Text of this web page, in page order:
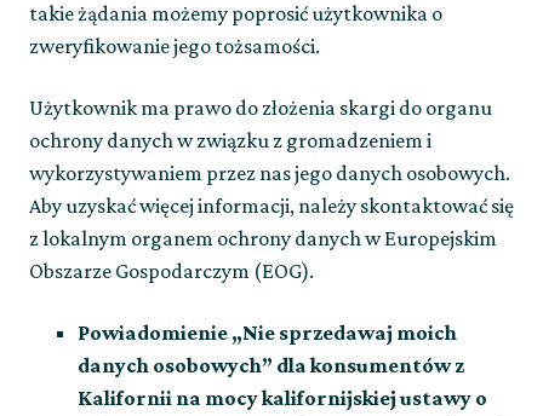
takie żądania możemy poprosić użytkownika o
zweryfikowanie jego tożsamości.
Użytkownik ma prawo do złożenia skargi do organu
ochrony danych w związku z gromadzeniem i
wykorzystywaniem przez nas jego danych osobowych.
Aby uzyskać więcej informacji, należy skontaktować się
z lokalnym organem ochrony danych w Europejskim
Obszarze Gospodarczym (EOG).
Powiadomienie „Nie sprzedawaj moich
danych osobowych” dla konsumentów z
Kalifornii na mocy kalifornijskiej ustawy o